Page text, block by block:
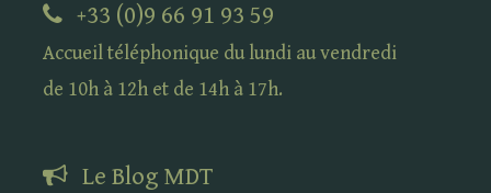
+33 (0)9 66 91 93 59
Accueil téléphonique du lundi au vendredi
de 10h à 12h et de 14h à 17h.
Le Blog MDT